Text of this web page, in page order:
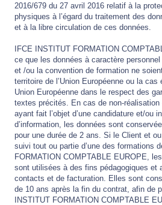
2016/679 du 27 avril 2016 relatif à la
physiques à l’égard du traitement des
et à la libre circulation de ces données.
IFCE INSTITUT FORMATION
ce que les données à caractère
et /ou la convention de formation ne
territoire de l’Union Européenne ou la
Union Européenne dans le respect des
textes précités. En cas de non-réalisation
ayant fait l’objet d’une candidature et/ou
d’information, les données sont
pour une durée de 2 ans. Si le Client et
suivi tout ou partie d’une des formations
FORMATION COMPTABLE EUROPE,
sont utilisées à des fins pédagogiques et
contacts et de facturation. Elles sont
de 10 ans après la fin du contrat, afin de
INSTITUT FORMATION COMPTABLE